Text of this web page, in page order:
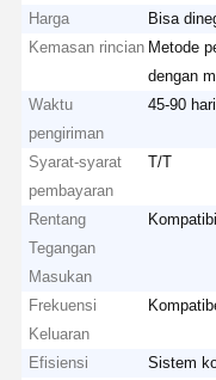
Harga
Bisa
Kemasan rincian Metode
dengan
Waktu
pengiriman
45-90
Syarat-syarat
pembayaran
T/T
Rentang
Tegangan
Masukan
Frekuensi
Keluaran
Efisiensi
Sistem